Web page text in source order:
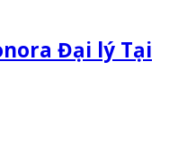
Đại lý Tại